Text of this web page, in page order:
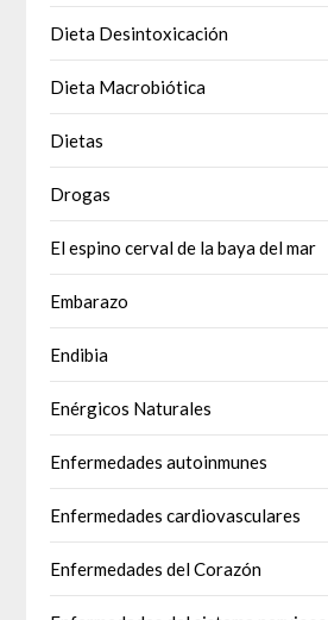
Dieta Desintoxicación
Dieta Macrobiótica
Dietas
Drogas
El espino cerval de la baya del mar
Embarazo
Endibia
Enérgicos Naturales
Enfermedades autoinmunes
Enfermedades cardiovasculares
Enfermedades del Corazón